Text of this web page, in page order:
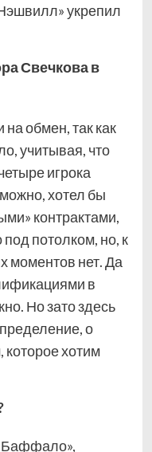
укрепил
Свечкова в
обмен, так как
учитывая, что
игрока
хотел бы
контрактами,
потолком, но, к
моментов нет. Да
в
Но зато здесь
о
которое хотим